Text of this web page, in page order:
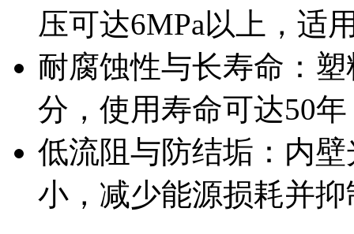
压可达6MPa以上，适
耐腐蚀性与长寿命：
分，使用寿命可达50
低流阻与防结垢：内
小，减少能源损耗并